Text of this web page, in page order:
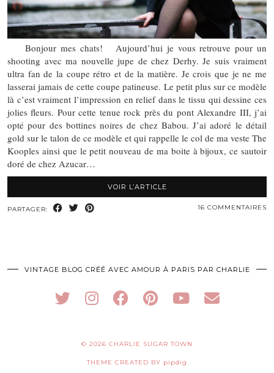
Bonjour mes chats! Aujourd’hui je vous retrouve pour un
shooting avec ma nouvelle jupe de chez Derhy. Je suis vraiment
ultra fan de la coupe rétro et de la matière. Je crois que je ne me
lasserai jamais de cette coupe patineuse. Le petit plus sur ce modèle
là c’est vraiment l’impression en relief dans le tissu qui dessine ces
jolies fleurs. Pour cette tenue rock près du pont Alexandre III, j’ai
opté pour des bottines noires de chez Babou. J’ai adoré le détail
gold sur le talon de ce modèle et qui rappelle le col de ma veste The
Kooples ainsi que le petit nouveau de ma boite à bijoux, ce sautoir
doré de chez Azucar…
VOIR L’ARTICLE
PARTAGER: 16 COMMENTAIRES
VINTAGE BLOG CRÉÉ AVEC AMOUR À PARIS PAR CHARLIE
© 2026 CHARLIE SUGAR TOWN
THEME CREATED BY pipdig